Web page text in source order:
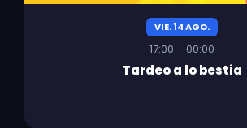
VIE. 14 AGO.
17:00 – 00:00
Tardeo a lo bestia